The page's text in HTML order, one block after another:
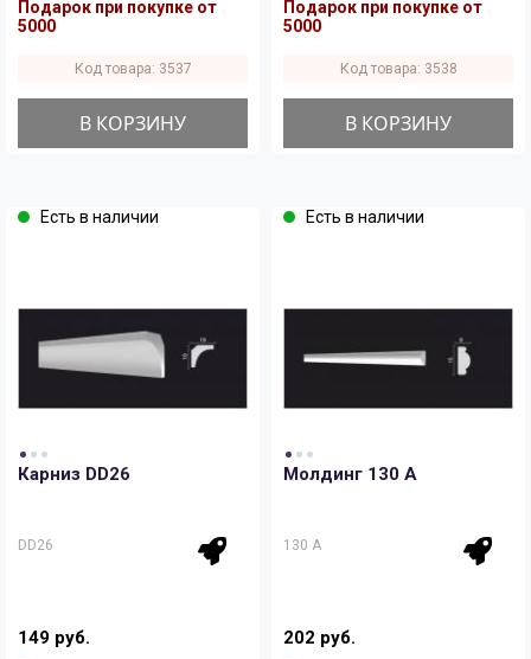
Подарок при покупке от
5000
Код товара: 3537
В КОРЗИНУ
Подарок при покупке от
5000
Код товара: 3538
В КОРЗИНУ
Есть в наличии
Карниз DD26
DD26
149 руб.
Есть в наличии
Молдинг 130 A
130 A
202 руб.